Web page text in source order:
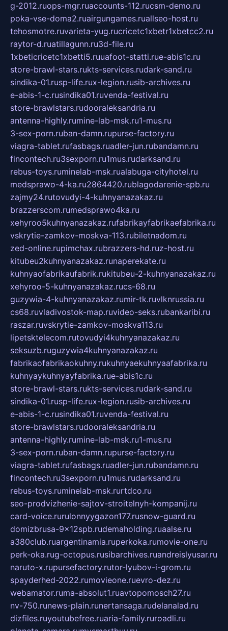
g-2012.ruops-mgr.ruaccounts-112.rucsm-demo.ru
poka-vse-doma2.ruairgungames.ruallseo-host.ru
tehosmotre.ruvarieta-yug.rucricetc1xbetr1xbetcc2.ru
raytor-d.ruatillagunn.ru3d-file.ru
1xbeticricetc1xbetti5.ruuafoot-statti.rue-abis1c.ru
store-brawl-stars.rukts-services.rudark-sand.ru
sindika-01.rusp-life.rux-legion.rusib-archives.ru
e-abis-1-c.rusindika01.ruvenda-festival.ru
store-brawlstars.rudooraleksandria.ru
antenna-highly.rumine-lab-msk.ru1-mus.ru
3-sex-porn.ruban-damn.rupurse-factory.ru
viagra-tablet.rufasbags.ruadler-jun.rubandamn.ru
fincontech.ru3sexporn.ru1mus.rudarksand.ru
rebus-toys.ruminelab-msk.rualabuga-cityhotel.ru
medsprawo-4-ka.ru2864420.rublagodarenie-spb.ru
zajmy24.rutovudyi-4-kuhnyanazakaz.ru
brazzerscom.rumedsprawo4ka.ru
xehyroo5kuhnyanazakaz.rufabrikayfabrikaefabrika.ru
vskrytie-zamkov-moskva-113.rubiletnadom.ru
zed-online.rupimchax.rubrazzers-hd.ruz-host.ru
kitubeu2kuhnyanazakaz.runaperekate.ru
kuhnyaofabrikaufabrik.rukitubeu-2-kuhnyanazakaz.ru
xehyroo-5-kuhnyanazakaz.rucs-68.ru
guzywia-4-kuhnyanazakaz.rumir-tk.ruvlknrussia.ru
cs68.ruvladivostok-map.ruvideo-seks.rubankaribi.ru
raszar.ruvskrytie-zamkov-moskva113.ru
lipetsktelecom.rutovudyi4kuhnyanazakaz.ru
seksuzb.ruguzywia4kuhnyanazakaz.ru
fabrikaofabrikaokuhny.rukuhnyaekuhnyaafabrika.ru
kuhnyaykuhnyayfabrika.rue-abis1c.ru
store-brawl-stars.rukts-services.rudark-sand.ru
sindika-01.rusp-life.rux-legion.rusib-archives.ru
e-abis-1-c.rusindika01.ruvenda-festival.ru
store-brawlstars.rudooraleksandria.ru
antenna-highly.rumine-lab-msk.ru1-mus.ru
3-sex-porn.ruban-damn.rupurse-factory.ru
viagra-tablet.rufasbags.ruadler-jun.rubandamn.ru
fincontech.ru3sexporn.ru1mus.rudarksand.ru
rebus-toys.ruminelab-msk.rurtdco.ru
seo-prodvizhenie-sajtov-stroitelnyh-kompanij.ru
card-voice.rurulonnyygazon177.rusnow-guard.ru
domizbrusa-9x12spb.rudemaholding.ruaalse.ru
a380club.ruargentinamia.ruperkoka.rumovie-one.ru
perk-oka.rug-octopus.rusibarchives.ruandreislyusar.ru
naruto-x.rupursefactory.rutor-lyubov-i-grom.ru
spayderhed-2022.rumovieone.ruevro-dez.ru
webamator.ruma-absolut1.ruavtopomosch27.ru
nv-750.runews-plain.runertansaga.rudelanalad.ru
dizfiles.ruyoutubefree.ruaria-family.ruroadli.ru